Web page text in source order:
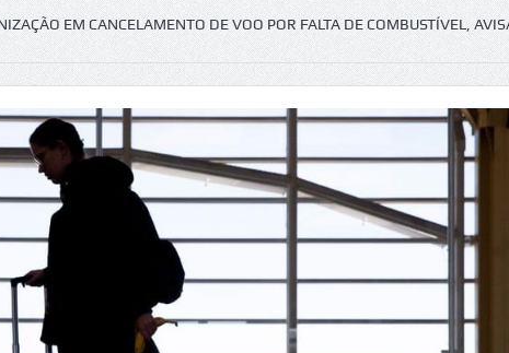
EM CANCELAMENTO DE VOO POR FALTA DE COMBUSTÍVEL,